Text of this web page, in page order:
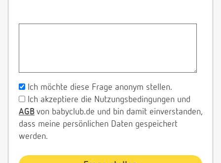
Ich möchte diese Frage anonym stellen.
Ich akzeptiere die Nutzungsbedingungen und
AGB von babyclub.de und bin damit einverstanden,
dass meine persönlichen Daten gespeichert
werden.